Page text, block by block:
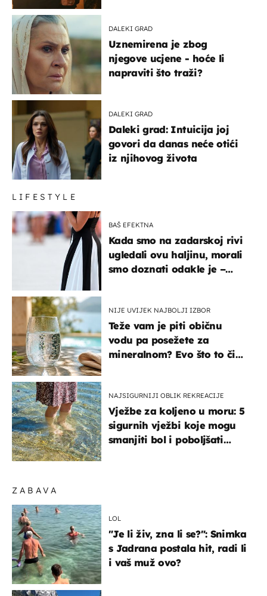
ZABAVA
LOL
"Je li živ, zna li se?": Snimka
s Jadrana postala hit, radi li
i vaš muž ovo?
DALEKI GRAD
Uznemirena je zbog
njegove ucjene - hoće li
napraviti što traži?
DALEKI GRAD
Daleki grad: Intuicija joj
govori da danas neće otići
iz njihovog života
LIFESTYLE
BAŠ EFEKTNA
Kada smo na zadarskoj rivi
ugledali ovu haljinu, morali
smo doznati odakle je –
NIJE UVIJEK NAJBOLJI IZBOR
Teže vam je piti običnu
vodu pa posežete za
mineralnom? Evo što to čini
NAJSIGURNIJI OBLIK REKREACIJE
Vježbe za koljeno u moru: 5
sigurnih vježbi koje mogu
smanjiti bol i poboljšati